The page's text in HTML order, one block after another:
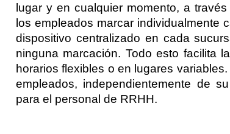
lugar y en cualquier momento, a
los empleados marcar individualmente
dispositivo centralizado en cada
ninguna marcación. Todo esto facilita
horarios flexibles o en lugares
empleados, independientemente de
para el personal de RRHH.